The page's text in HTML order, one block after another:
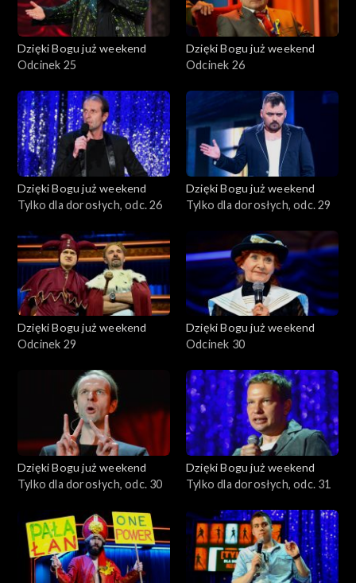
Dzięki Bogu już weekend
Odcinek 25
Dzięki Bogu już weekend
Odcinek 26
Dzięki Bogu już weekend
Tylko dla dorosłych, odc. 26
Dzięki Bogu już weekend
Tylko dla dorosłych, odc. 29
Dzięki Bogu już weekend
Odcinek 29
Dzięki Bogu już weekend
Odcinek 30
Dzięki Bogu już weekend
Tylko dla dorosłych, odc. 30
Dzięki Bogu już weekend
Tylko dla dorosłych, odc. 31